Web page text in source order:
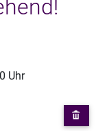
Uhr